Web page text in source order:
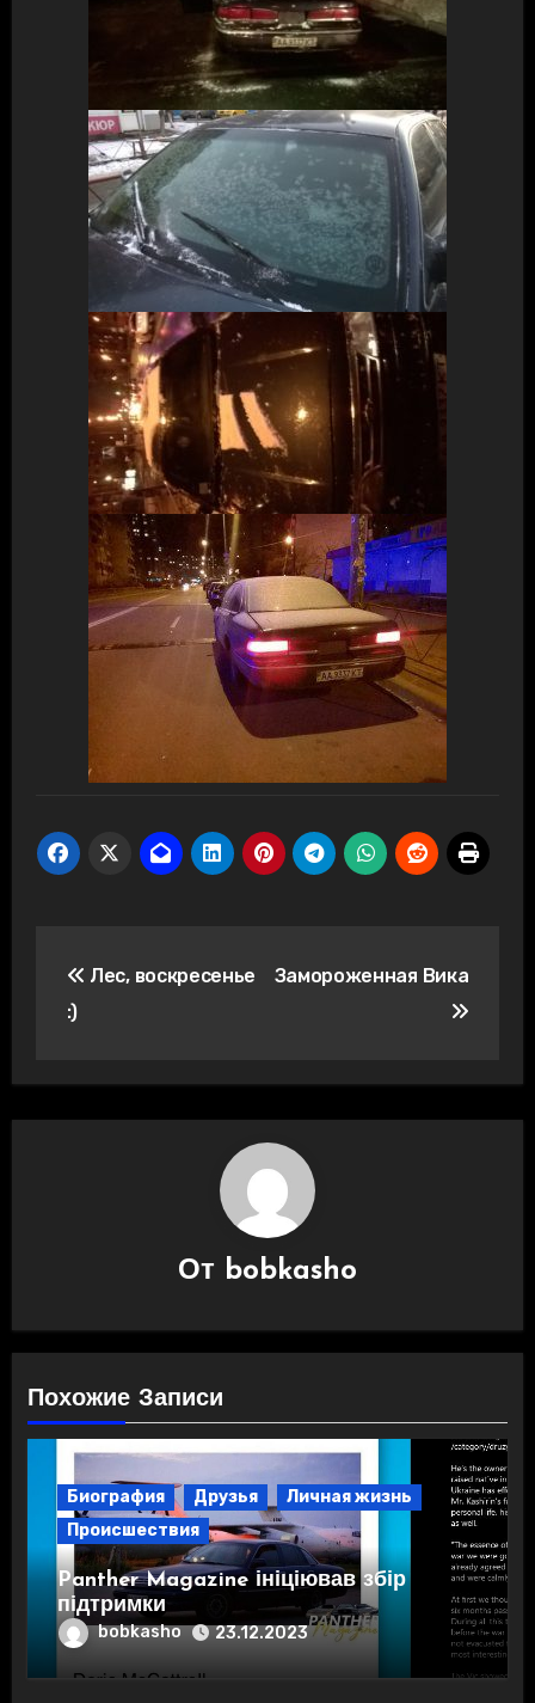
по
Лес, воскресенье
:)
Замороженная Вика
От bobkasho
Похожие Записи
Биография Друзья
Личная жизнь
Происшествия
Panther Magazine ініціював збір
підтримки
bobkasho 23.12.2023